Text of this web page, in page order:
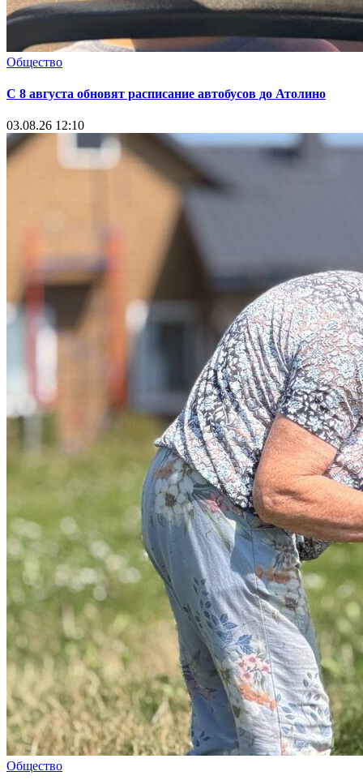
Общество
С 8 августа обновят расписание автобусов до Атолино
03.08.26 12:10
Общество